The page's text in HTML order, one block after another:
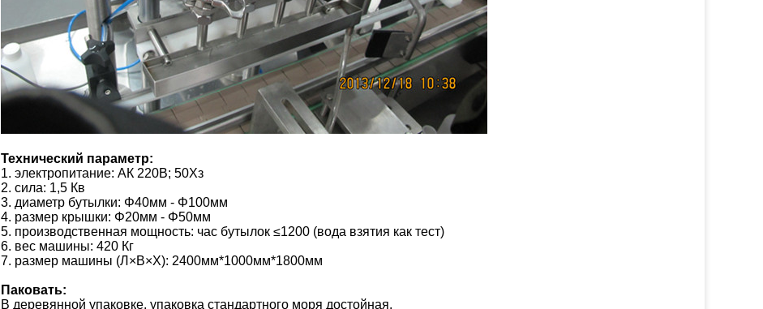
Технический параметр:
1. электропитание: АК 220В; 50Хз
2. сила: 1,5 Кв
3. диаметр бутылки: Φ40мм - Φ100мм
4. размер крышки: Φ20мм - Φ50мм
5. производственная мощность: час бутылок ≤1200 (вода взятия как тест)
6. вес машины: 420 Кг
7. размер машины (Л×В×Х): 2400мм*1000мм*1800мм
Паковать:
В деревянной упаковке, упаковка стандартного моря достойная.